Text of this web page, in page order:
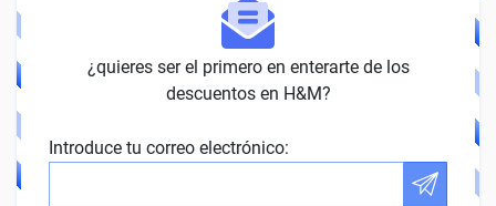
¿quieres ser el primero en enterarte de los
descuentos en H&M?
Introduce tu correo electrónico: